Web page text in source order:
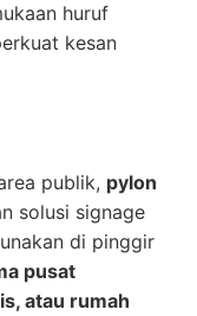
huruf
kesan
publik, pylon
solusi signage
di pinggir
pusat
atau rumah